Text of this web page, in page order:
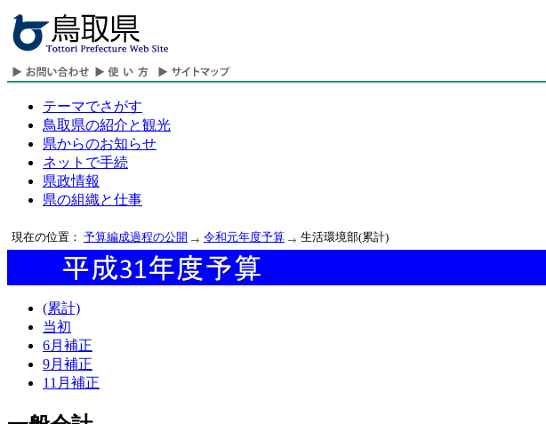
テーマでさがす
鳥取県の紹介と観光
県からのお知らせ
ネットで手続
県政情報
県の組織と仕事
現在の位置： 予算編成過程の公開 令和元年度予算 生活環境部(累計)
(累計)
当初
6月補正
9月補正
11月補正